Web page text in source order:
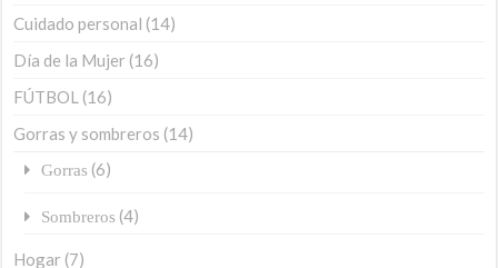
Cuidado personal (14)
Día de la Mujer (16)
FÚTBOL (16)
Gorras y sombreros (14)
Gorras (6)
Sombreros (4)
Hogar (7)